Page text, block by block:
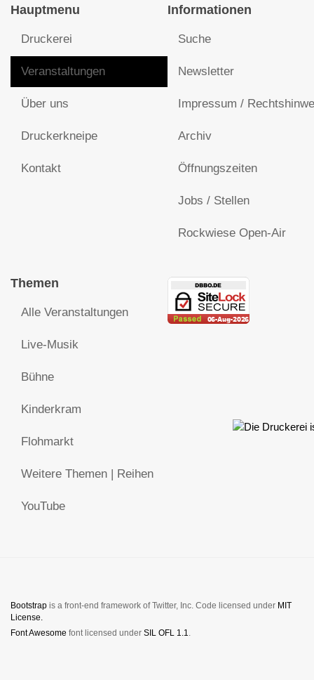
Hauptmenu
Druckerei
Veranstaltungen
Über uns
Druckerkneipe
Kontakt
Informationen
Suche
Newsletter
Impressum /
Archiv
Öffnungszeiten
Jobs / Stellen
Rockwiese Open-Air
Themen
Alle Veranstaltungen
Live-Musik
Bühne
Kinderkram
Flohmarkt
Weitere Themen | Reihen
YouTube
Bootstrap is a front-end framework of Twitter, Inc. Code licensed under MIT
License.
Font Awesome font licensed under SIL OFL 1.1.